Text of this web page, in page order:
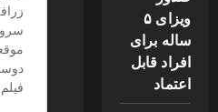
ویزای ۵
ساله برای
افراد قابل
اعتماد